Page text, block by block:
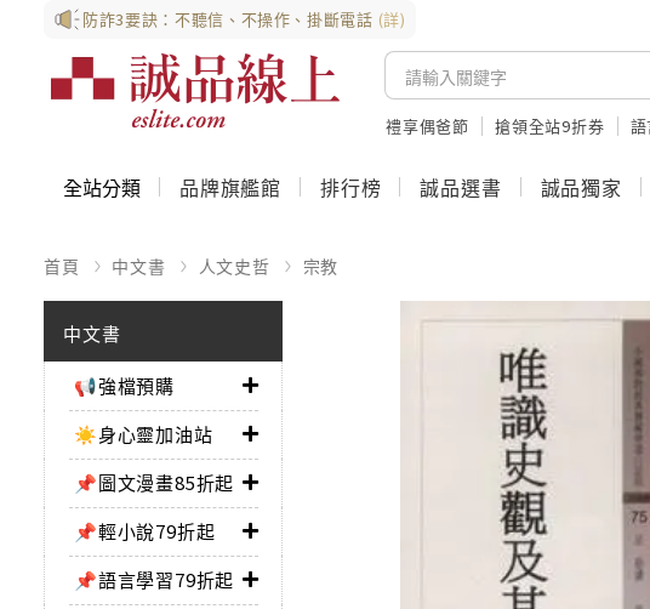
防詐3要訣：不聽信、不操作、掛斷電話 (詳)
禮享偶爸節 搶領全站9折券
全站分類 品牌旗艦館 排行榜 誠品選書 誠品獨家
首頁 中文書 人文史哲 宗教
中文書
📢強檔預購
☀️身心靈加油站
📌圖文漫畫85折起
📌輕小說79折起
📌語言學習79折起